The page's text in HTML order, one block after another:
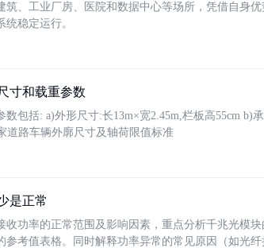
筑、工业厂房、医院和数据中心等场所，凭借自身
稳定运行。
寸和载重参数
数包括: a)外形尺寸:长13m×宽2.45m,栏板高55cm b)
道路车辆外廓尺寸及轴荷限值标准
是正常
收功率的正常范围及影响因素，重点分析千兆光模
参考值表格。同时解释功率异常的常见原因（如光